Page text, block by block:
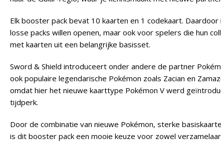
Elk booster pack bevat 10 kaarten en 1 codekaart.
losse packs willen openen, maar ook voor spelers die hun
met kaarten uit een belangrijke basisset.
Sword & Shield introduceert onder andere de partner
ook populaire legendarische Pokémon zoals Zacian en
omdat hier het nieuwe kaarttype Pokémon V werd
tijdperk.
Door de combinatie van nieuwe Pokémon, sterke
is dit booster pack een mooie keuze voor zowel